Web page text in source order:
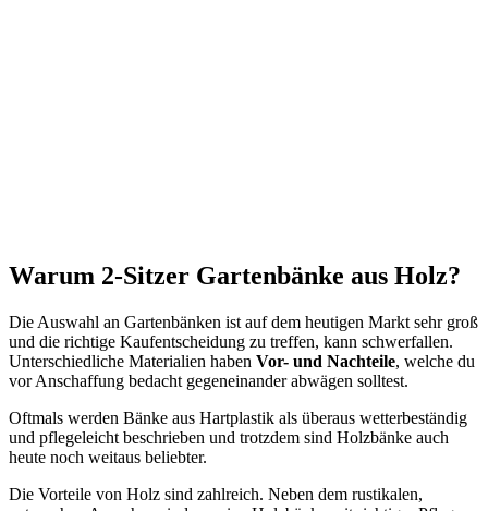
Warum 2-Sitzer Gartenbänke aus Holz?
Die Auswahl an Gartenbänken ist auf dem heutigen Markt sehr groß
und die richtige Kaufentscheidung zu treffen, kann schwerfallen.
Unterschiedliche Materialien haben Vor- und Nachteile, welche du
vor Anschaffung bedacht gegeneinander abwägen solltest.
Oftmals werden Bänke aus Hartplastik als überaus wetterbeständig
und pflegeleicht beschrieben und trotzdem sind Holzbänke auch
heute noch weitaus beliebter.
Die Vorteile von Holz sind zahlreich. Neben dem rustikalen,